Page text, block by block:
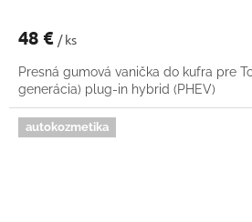
48 € / ks
Presná gumová vanička do kufra pre
generácia) plug-in hybrid (PHEV)
autokozmetika